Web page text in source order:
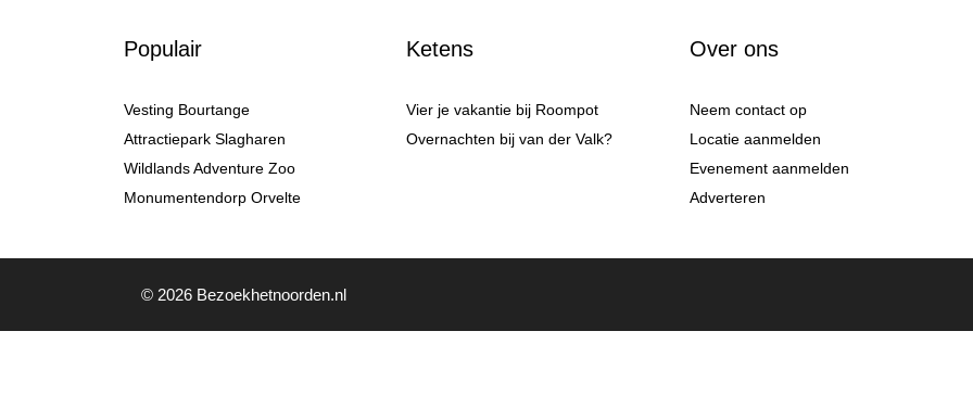
Populair
Vesting Bourtange
Attractiepark Slagharen
Wildlands Adventure Zoo
Monumentendorp Orvelte
Ketens
Vier je vakantie bij Roompot
Overnachten bij van der Valk?
Over ons
Neem contact op
Locatie aanmelden
Evenement aanmelden
Adverteren
© 2026 Bezoekhetnoorden.nl